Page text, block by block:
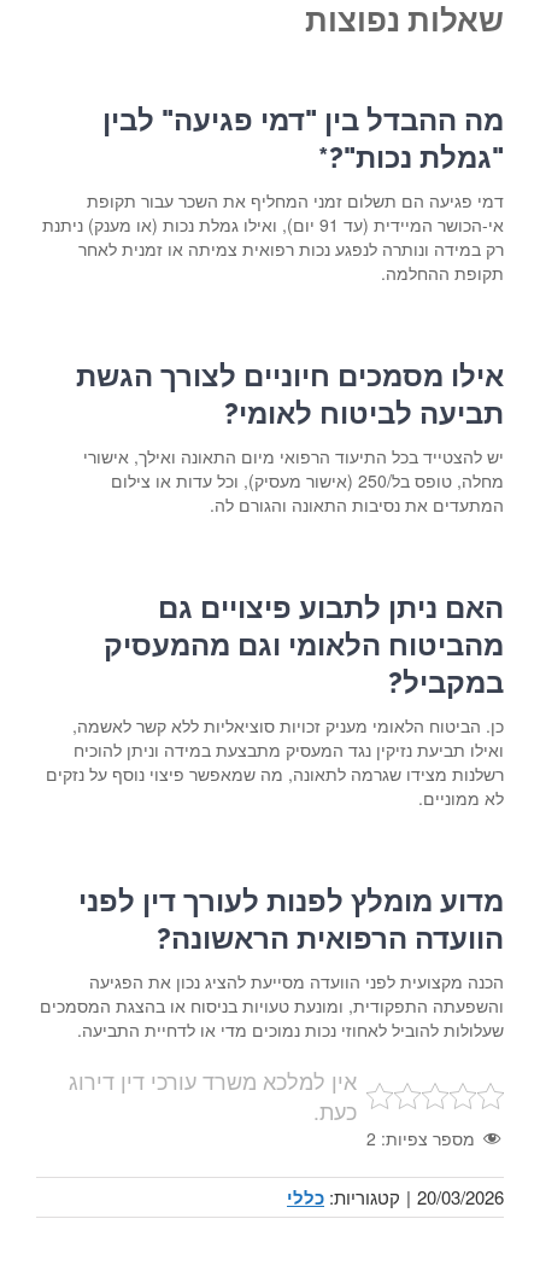
שאלות נפוצות
מה ההבדל בין "דמי פגיעה" לבין
"גמלת נכות"?*
דמי פגיעה הם תשלום זמני המחליף את השכר עבור תקופת
אי-הכושר המיידית (עד 91 יום), ואילו גמלת נכות (או מענק) ניתנת
רק במידה ונותרה לנפגע נכות רפואית צמיתה או זמנית לאחר
תקופת ההחלמה.
אילו מסמכים חיוניים לצורך הגשת
תביעה לביטוח לאומי?
יש להצטייד בכל התיעוד הרפואי מיום התאונה ואילך, אישורי
מחלה, טופס בל/250 (אישור מעסיק), וכל עדות או צילום
המתעדים את נסיבות התאונה והגורם לה.
האם ניתן לתבוע פיצויים גם
מהביטוח הלאומי וגם מהמעסיק
במקביל?
כן. הביטוח הלאומי מעניק זכויות סוציאליות ללא קשר לאשמה,
ואילו תביעת נזיקין נגד המעסיק מתבצעת במידה וניתן להוכיח
רשלנות מצידו שגרמה לתאונה, מה שמאפשר פיצוי נוסף על נזקים
לא ממוניים.
מדוע מומלץ לפנות לעורך דין לפני
הוועדה הרפואית הראשונה?
הכנה מקצועית לפני הוועדה מסייעת להציג נכון את הפגיעה
והשפעתה התפקודית, ומונעת טעויות בניסוח או בהצגת המסמכים
שעלולות להוביל לאחוזי נכות נמוכים מדי או לדחיית התביעה.
אין למלכא משרד עורכי דין דירוג
כעת.
מספר צפיות: 2
20/03/2026
| קטגוריות: כללי